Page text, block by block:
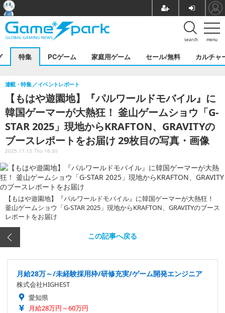
menu
search
特集 PCゲーム 家庭用ゲーム セール/無料 カルチャ
【もはや遊園地】『パルワールドモバイル』に
韓国ゲーマーが大熱狂！ 釜山ゲームショウ「G-
STAR 2025」現地からKRAFTON、GRAVITYの
ブースレポートをお届け 29枚目の写真・画像
連載・特集 イベントレポート
2025.11.13 Thu 16:30
【もはや遊園地】『パルワールドモバイル』に韓国ゲーマーが大熱狂！
釜山ゲームショウ「G-STAR 2025」現地からKRAFTON、GRAVITYのブース
レポートをお届け
この記事へ戻る
月給28万～/未経験採用枠/研修充実/ゲーム開発エンジニア
株式会社HIGHEST
愛知県
月給28万円～60万円